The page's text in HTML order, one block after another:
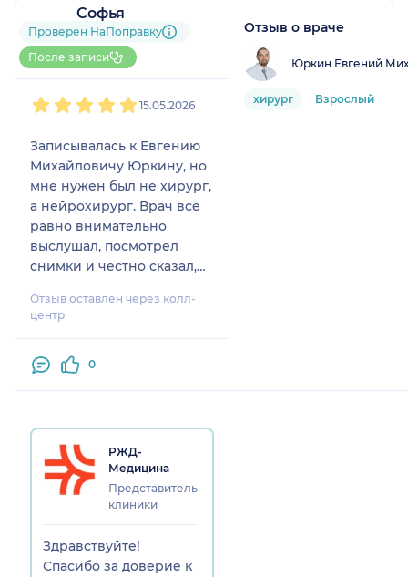
Софья
1 отзыв
Больше 15 записей
через НаПоправку
Проверен НаПоправку
После записи
15.05.2026
Записывалась к Евгению
Михайловичу Юркину, но
мне нужен был не хирург,
а нейрохирург. Врач всё
равно внимательно
выслушал, посмотрел
снимки и честно сказал,
подсказал, к какому
доктору нужно
человек и внимательный
Отзыв оставлен через колл-
центр
0
Отзыв о враче
Юркин Евгений
хирург Взрослый
РЖД-
Медицина
Представитель
клиники
Здравствуйте!
Спасибо за доверие к